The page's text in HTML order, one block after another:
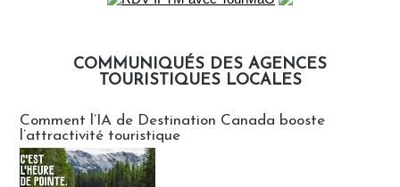
COMMUNIQUÉS DES AGENCES
TOURISTIQUES LOCALES
Comment l’IA de Destination Canada booste
l’attractivité touristique